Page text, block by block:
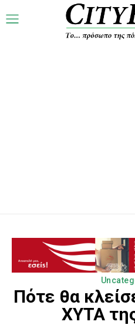
Πότε θα
XYTA